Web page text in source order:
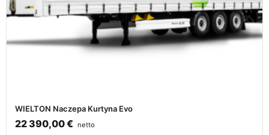
WIELTON Naczepa Kurtyna Evo
22 390,00€ netto